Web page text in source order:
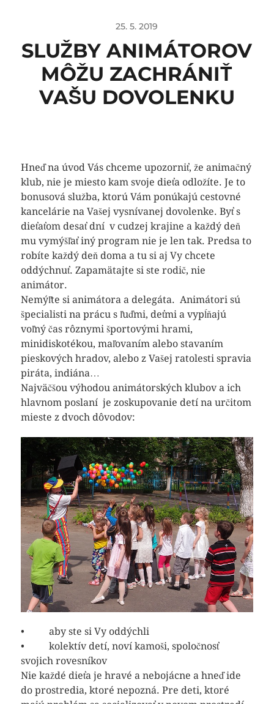
25. 5. 2019
SLUŽBY ANIMÁTOROV
MÔŽU ZACHRÁNIŤ
VAŠU DOVOLENKU
Hneď na úvod Vás chceme upozorniť, že animačný
klub, nie je miesto kam svoje dieťa odložíte. Je to
bonusová služba, ktorú Vám ponúkajú cestovné
kancelárie na Vašej vysnívanej dovolenke. Byť s
dieťaťom desať dní v cudzej krajine a každý deň
mu vymýšľať iný program nie je len tak. Predsa to
robíte každý deň doma a tu si aj Vy chcete
oddýchnuť. Zapamätajte si ste rodič, nie
animátor.
Nemýľte si animátora a delegáta. Animátori sú
špecialisti na prácu s ľuďmi, deťmi a vypĺňajú
voľný čas rôznymi športovými hrami,
minidiskotékou, maľovaním alebo stavaním
pieskových hradov, alebo z Vašej ratolesti spravia
piráta, indiána…
Najväčšou výhodou animátorských klubov a ich
hlavnom poslaní je zoskupovanie detí na určitom
mieste z dvoch dôvodov:
• aby ste si Vy oddýchli
• kolektív detí, noví kamoši, spoločnosť
svojich rovesníkov
Nie každé dieťa je hravé a nebojácne a hneď ide
do prostredia, ktoré nepozná. Pre deti, ktoré